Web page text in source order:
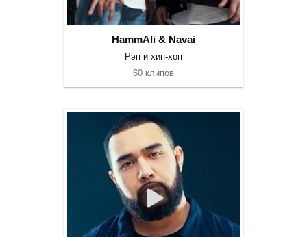
HammAli & Navai
Рэп и хип-хоп
60 клипов